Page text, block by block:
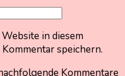
in diesem
speichern.
Kommentare